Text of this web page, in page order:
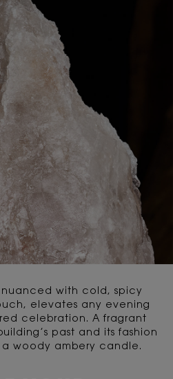
nuanced with cold, spicy
elevates any evening
celebration. A fragrant
past and its fashion
woody ambery candle.